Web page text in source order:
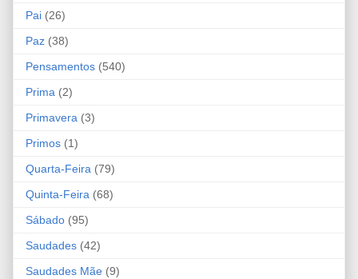
Pai (26)
Paz (38)
Pensamentos (540)
Prima (2)
Primavera (3)
Primos (1)
Quarta-Feira (79)
Quinta-Feira (68)
Sábado (95)
Saudades (42)
Saudades Mãe (9)